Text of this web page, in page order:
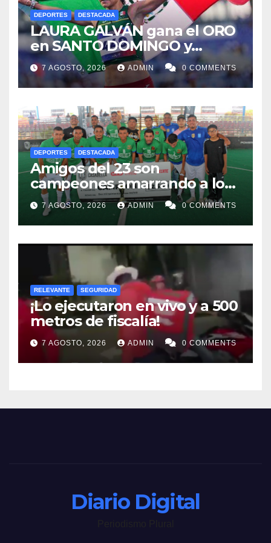
DEPORTES DESTACADA
LAURA GALVÁN gana el ORO
en SANTO DOMINGO y
dedica Medalla a sus padres
fallecidos
7 AGOSTO, 2026 ADMIN 0 COMMENTS
DEPORTES DESTACADA
Amigos del 23 son
campeones amarrando a los
“Perros Bravos”
7 AGOSTO, 2026 ADMIN 0 COMMENTS
RELEVANTE SEGURIDAD
¡Lo ejecutaron en vivo y a 500
metros de fiscalía!
7 AGOSTO, 2026 ADMIN 0 COMMENTS
Diario Digital